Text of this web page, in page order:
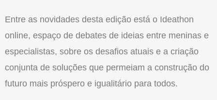
Entre as novidades desta edição está o Ideathon
online, espaço de debates de ideias entre meninas e
especialistas, sobre os desafios atuais e a criação
conjunta de soluções que permeiam a construção do
futuro mais próspero e igualitário para todos.